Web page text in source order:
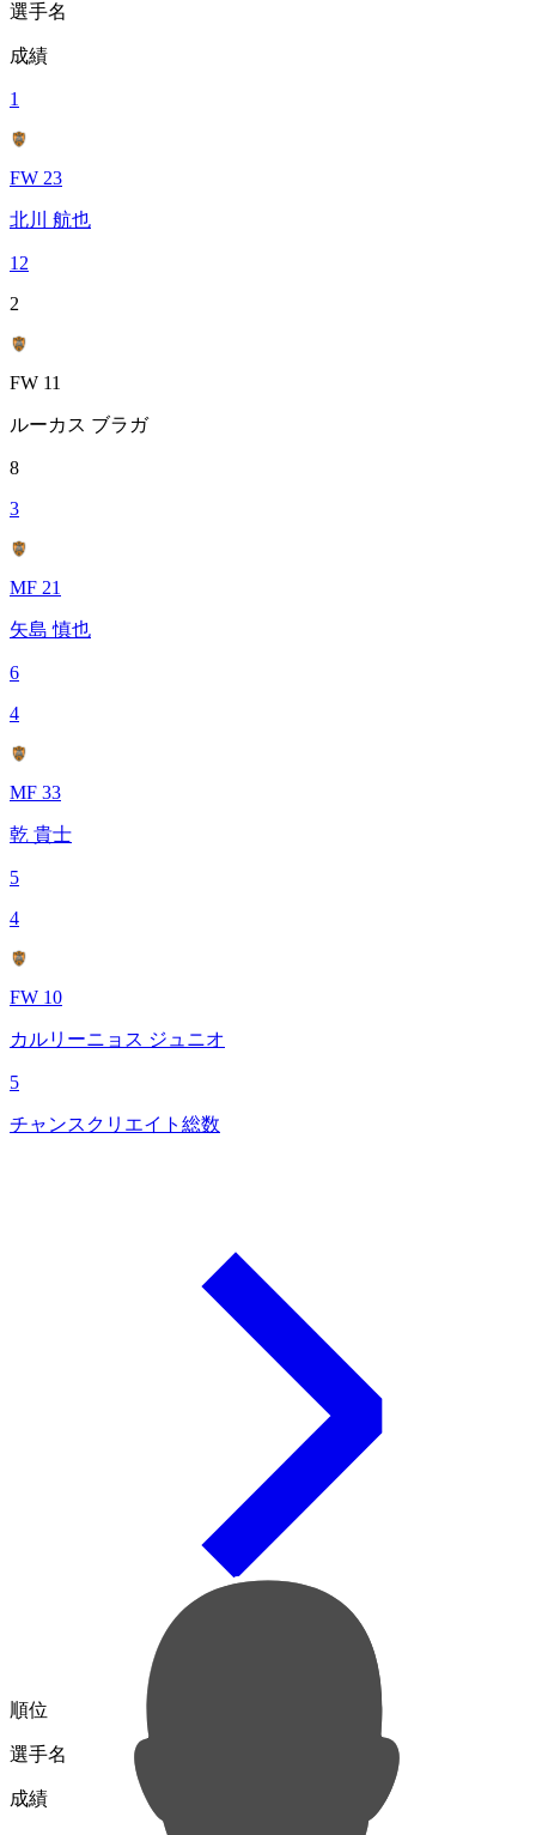
選手名
成績
1
FW 23
北川 航也
12
2
FW 11
ルーカス ブラガ
8
3
MF 21
矢島 慎也
6
4
MF 33
乾 貴士
5
4
FW 10
カルリーニョス ジュニオ
5
チャンスクリエイト総数
順位
選手名
成績